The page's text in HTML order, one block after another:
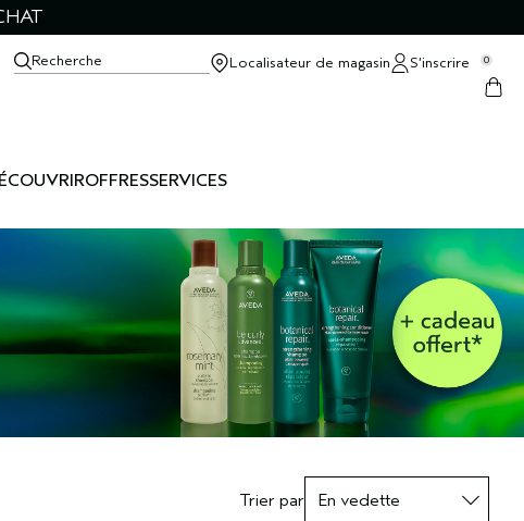
Recherche Localisateur de magasin S’inscrire 0
OFFRESSERVICES
Trier par